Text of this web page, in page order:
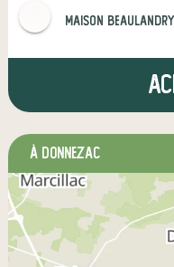
à Donnezac